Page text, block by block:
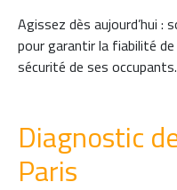
Agissez dès aujourd’hui :
pour garantir la fiabilité
sécurité de ses occupants.
Diagnostic
Paris